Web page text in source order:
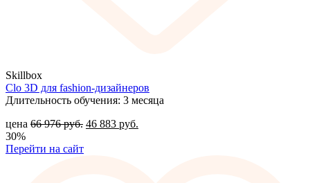
Skillbox
Clo 3D для fashion-дизайнеров
Длительность обучения: 3 месяца
цена 66 976руб. 46 883 руб.
30%
Перейти на сайт